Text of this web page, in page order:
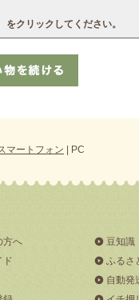
クリックしてください。
マートフォン | PC
方へ
ド
豆知識
ふるさ
自動発